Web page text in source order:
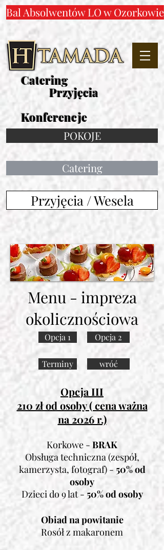
Bal Absolwentów LO w Ozorkowie
Catering
Przyjęcia
Konferencje
POKOJE
Catering
Przyjęcia / Wesela
Menu - impreza
okolicznościowa
Opcja 1
Terminy
Opcja 2
wróć
Opcja III
210 zł od osoby ( cena ważna
na 2026 r.)
Korkowe - BRAK
Obsługa techniczna (zespół,
kamerzysta, fotograf) - 50% od
osoby
Dzieci do 9 lat - 50% od osoby
Obiad na powitanie
Rosół z makaronem